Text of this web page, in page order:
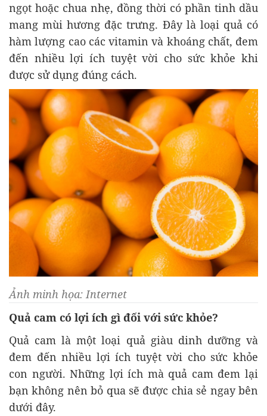
ngọt hoặc chua nhẹ, đồng thời có phần tinh dầu
mang mùi hương đặc trưng. Đây là loại quả có
hàm lượng cao các vitamin và khoáng chất, đem
đến nhiều lợi ích tuyệt vời cho sức khỏe khi
được sử dụng đúng cách.
Ảnh minh họa: Internet
Quả cam có lợi ích gì đối với sức khỏe?
Quả cam là một loại quả giàu dinh dưỡng và
đem đến nhiều lợi ích tuyệt vời cho sức khỏe
con người. Những lợi ích mà quả cam đem lại
bạn không nên bỏ qua sẽ được chia sẻ ngay bên
dưới đây.